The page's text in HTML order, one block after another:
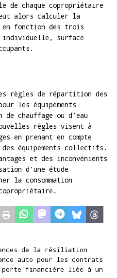
de chaque copropriétaire
alors calculer la
fonction des trois
individuelle, surface
règles de répartition des
les équipements
chauffage ou d’eau
règles visent à
en prenant en compte
équipements collectifs.
et des inconvénients
d’une étude
la consommation
de la résiliation
auto pour les contrats
perte financière liée à un